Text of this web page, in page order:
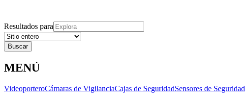
Resultados para
MENÚ
VideoporteroCámaras de VigilanciaCajas de SeguridadSensores de Seguridad